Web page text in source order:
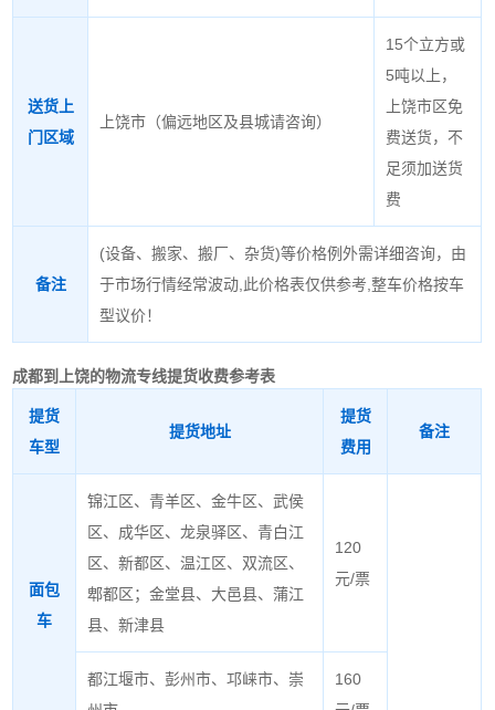
送货上
门区域
上饶市（偏远地区及县城请咨询）
15个立方或
5吨以上，
上饶市区免
费送货，不
足须加送货
费
备注
(设备、搬家、搬厂、杂货)等价格例外需详细咨询，由
于市场行情经常波动,此价格表仅供参考,整车价格按车
型议价！
成都到上饶的物流专线提货收费参考表
提货
车型
提货地址
提货
费用
备注
面包
车
锦江区、青羊区、金牛区、武侯
区、成华区、龙泉驿区、青白江
区、新都区、温江区、双流区、
郫都区；金堂县、大邑县、蒲江
县、新津县
120
元/票
都江堰市、彭州市、邛崃市、崇
160